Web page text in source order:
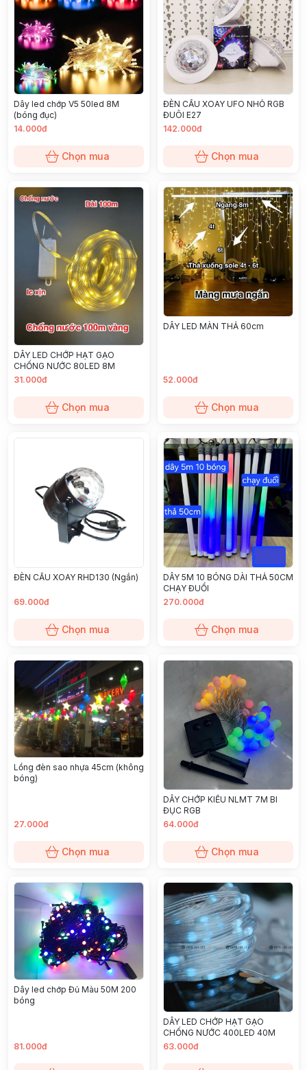
Dây led chớp V5 50led 8M
(bóng đục)
14.000đ
Chọn mua
ĐÈN CẦU XOAY UFO NHỎ RGB
ĐUÔI E27
142.000đ
Chọn mua
DÂY LED CHỚP HẠT GẠO
CHỐNG NƯỚC 80LED 8M
31.000đ
Chọn mua
DÂY LED MÀN THẢ 60cm
52.000đ
Chọn mua
ĐÈN CẦU XOAY RHD130 (Ngắn)
69.000đ
Chọn mua
DÂY 5M 10 BÓNG DÀI THẢ 50CM
CHẠY ĐUỔI
270.000đ
Chọn mua
Lồng đèn sao nhựa 45cm (không
bóng)
27.000đ
Chọn mua
DÂY CHỚP KIỂU NLMT 7M BI
ĐỤC RGB
64.000đ
Chọn mua
Dây led chớp Đủ Màu 50M 200
bóng
81.000đ
DÂY LED CHỚP HẠT GẠO
CHỐNG NƯỚC 400LED 40M
63.000đ